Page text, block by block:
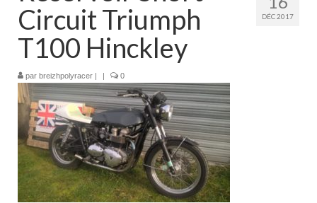
Boutique
Projets en cours
Mon panier
Nous contacter
Nous situer
DÉC 2017
Circuit Triumph
T100 Hinckley
par breizhpolyracer 0